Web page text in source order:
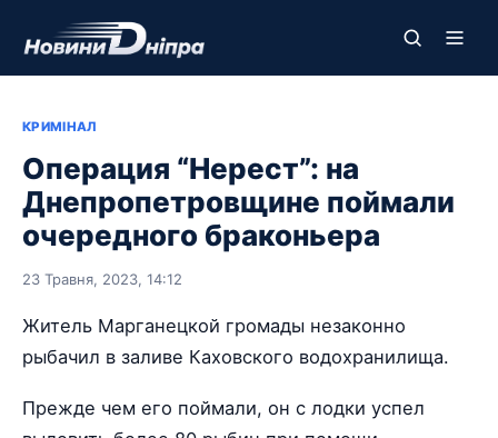
КРИМІНАЛ
Операция “Нерест”: на
Днепропетровщине поймали
очередного браконьера
23 Травня, 2023, 14:12
Житель Марганецкой громады незаконно
рыбачил в заливе Каховского водохранилища.
Прежде чем его поймали, он с лодки успел